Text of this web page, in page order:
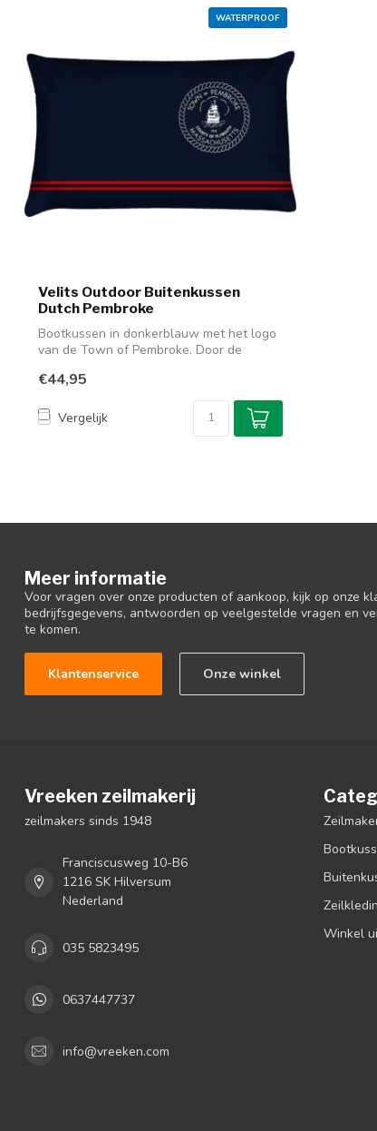
WATERPROOF
Velits Outdoor Buitenkussen
Dutch Pembroke
Bootkussen in donkerblauw met het logo
van de Town of Pembroke. Door de
€44,95
Vergelijk
Meer informatie
Voor vragen over onze producten of aankoop, kijk op onze
bedrijfsgegevens, antwoorden op veelgestelde vragen en
te komen.
Klantenservice Onze winkel
Vreeken zeilmakerij
zeilmakers sinds 1948
Franciscusweg 10-B6
1216 SK Hilversum
Nederland
035 5823495
0637447737
info@vreeken.com
Winkel